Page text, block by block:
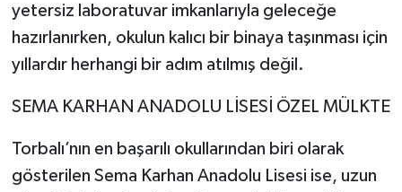
yetersiz laboratuvar imkanlarıyla geleceğe
hazırlanırken, okulun kalıcı bir binaya taşınması için
yıllardır herhangi bir adım atılmış değil.
SEMA KARHAN ANADOLU LİSESİ ÖZEL MÜLKTE
Torbalı’nın en başarılı okullarından biri olarak
gösterilen Sema Karhan Anadolu Lisesi ise, uzun